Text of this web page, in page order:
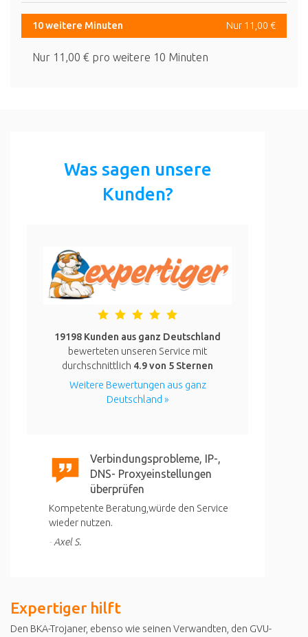
10 weitere Minuten Nur 11,00 €
Nur 11,00 € pro weitere 10 Minuten
Was sagen unsere
Kunden?
19198 Kunden aus ganz Deutschland
bewerteten unseren Service mit
durchschnittlich 4.9von 5 Sternen
Weitere Bewertungen aus ganz
Deutschland »
Verbindungsprobleme, IP-,
DNS- Proxyeinstellungen
überprüfen
Kompetente Beratung,würde den Service
wieder nutzen.
Axel S.
Expertiger hilft
Den BKA-Trojaner, ebenso wie seinen Verwandten, den GVU-